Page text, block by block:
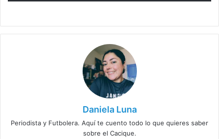
Daniela Luna
Periodista y Futbolera. Aquí te cuento todo lo que quieres saber
sobre el Cacique.